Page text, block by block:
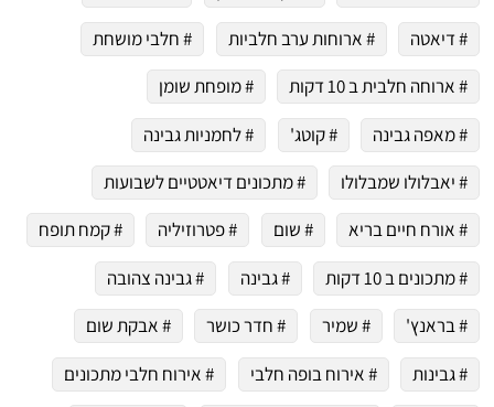
# דיאטה
# ארוחות ערב חלביות
# חלבי מושחת
# ארוחה חלבית ב 10 דקות
# מופחת שומן
# מאפה גבינה
# קוטג'
# לחמניות גבינה
# יאבלולו שמבלולו
# מתכונים דיאטטיים לשבועות
# אורח חיים בריא
# שום # פטרוזיליה
# קמח תופח
# מתכונים ב 10 דקות
# גבינה
# גבינה צהובה
# בראנץ'
# שמיר # חדר כושר
# אבקת שום
# גבינות
# אירוח בופה חלבי
# אירוח חלבי מתכונים